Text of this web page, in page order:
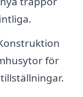
för